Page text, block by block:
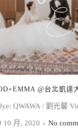
@台北凱達
QWAWA / 劉光馨
10 月, 2020 No